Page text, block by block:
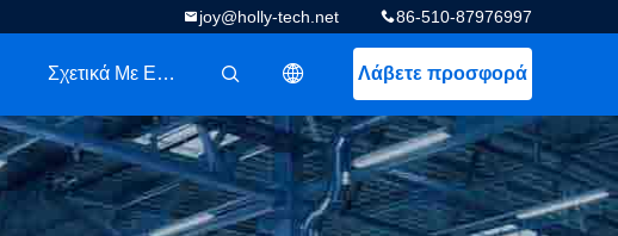
86-510-87976997
joy@holly-tech.net
Λάβετε προσφορά
描述
Σχετικά Με Εμάς